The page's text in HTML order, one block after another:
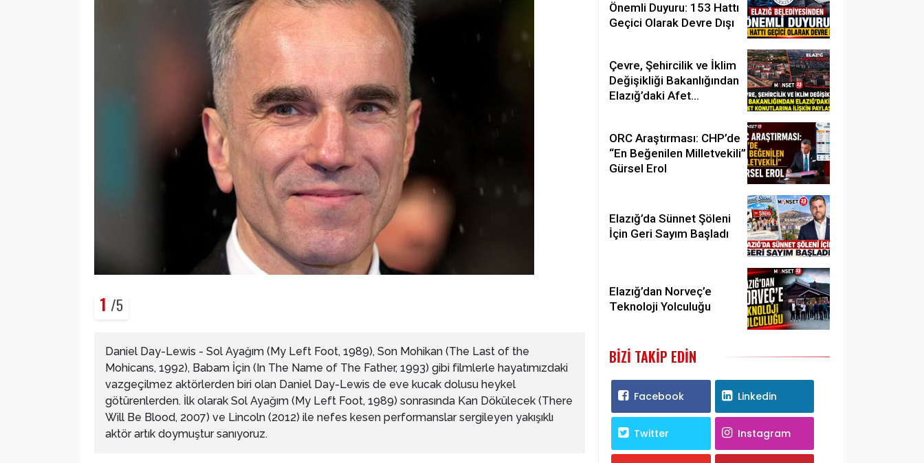
1 /5
Daniel Day-Lewis - Sol Ayağım (My Left Foot, 1989), Son Mohikan (The Last of the
Mohicans, 1992), Babam İçin (In The Name of The Father, 1993) gibi filmlerle hayatımızdaki
vazgeçilmez aktörlerden biri olan Daniel Day-Lewis de eve kucak dolusu heykel
götürenlerden. İlk olarak Sol Ayağım (My Left Foot, 1989) sonrasında Kan Dökülecek (There
Will Be Blood, 2007) ve Lincoln (2012) ile nefes kesen performanslar sergileyen yakışıklı
aktör artık doymuştur sanıyoruz.
Önemli Duyuru: 153 Hattı
Geçici Olarak Devre Dışı
Çevre, Şehircilik ve İklim
Değişikliği Bakanlığından
Elazığ’daki Afet
ORC Araştırması: CHP’de
“En Beğenilen Milletvekili”
Gürsel Erol
Elazığ’da Sünnet Şöleni
İçin Geri Sayım Başladı
Elazığ’dan Norveç’e
Teknoloji Yolculuğu
BIZI TAKIP EDIN
Facebook Linkedin
Twitter Instagram